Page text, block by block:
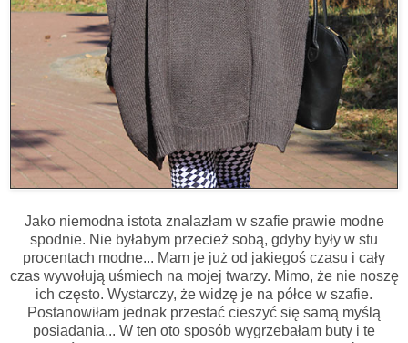
Jako niemodna istota znalazłam w szafie prawie modne
spodnie. Nie byłabym przecież sobą, gdyby były w stu
procentach modne... Mam je już od jakiegoś czasu i cały
czas wywołują uśmiech na mojej twarzy. Mimo, że nie noszę
ich często. Wystarczy, że widzę je na półce w szafie.
Postanowiłam jednak przestać cieszyć się samą myślą
posiadania... W ten oto sposób wygrzebałam buty i te